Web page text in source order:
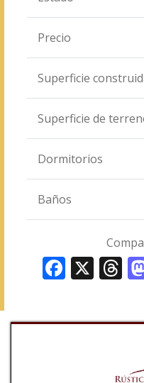
Precio
Superficie
Superficie de
Dormitorios
Baños
Facebook
X